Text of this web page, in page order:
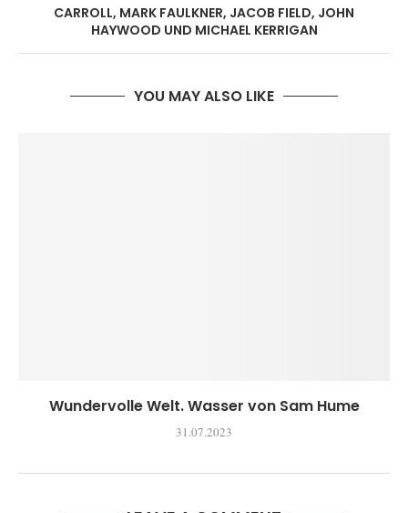
CARROLL, MARK FAULKNER, JACOB FIELD, JOHN
HAYWOOD UND MICHAEL KERRIGAN
YOU MAY ALSO LIKE
Wundervolle Welt. Wasser von Sam Hume
31.07.2023